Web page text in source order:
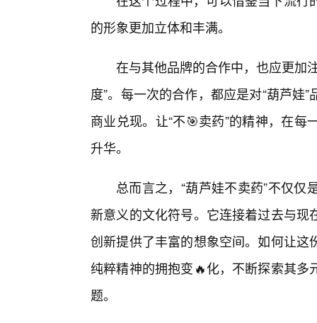
的形象更加立体和丰满。
在与其他品牌的合作中，也应更加
度”。每一次的合作，都应是对“葫芦娃
商业兑现。让“不🎯卖药”的精神，在
升华。
总而言之，“葫芦娃不卖药”不仅
新意义的文化符号。它连接着过去与
创新提供了丰富的想象空间。如何让
纯粹精神的拥抱变🔥化，不断探索其
题。